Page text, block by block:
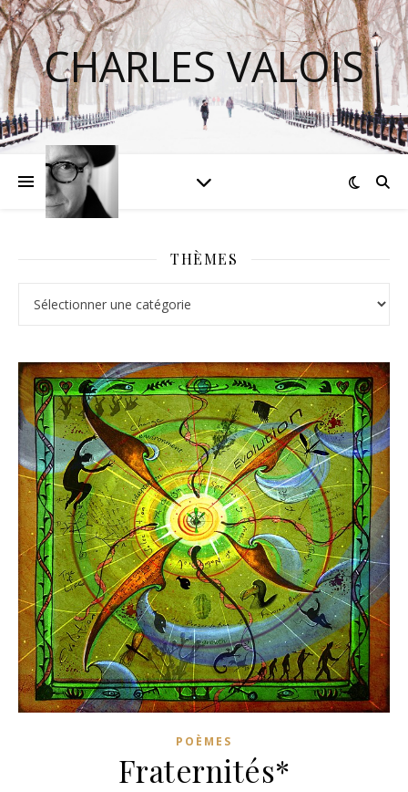
CHARLES VALOIS
THÈMES
POÈMES
Fraternités*